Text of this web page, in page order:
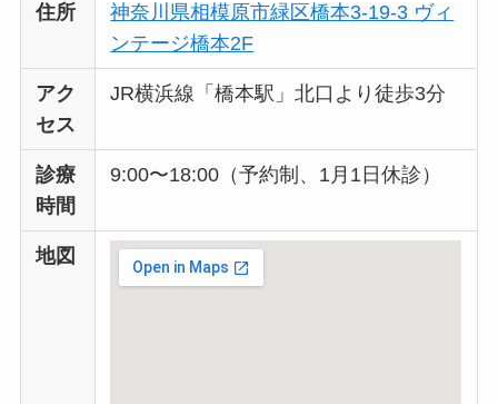
住所
神奈川県相模原市緑区橋本3-19-3 ヴィ
ンテージ橋本2F
アク
セス
JR横浜線「橋本駅」北口より徒歩3分
診療
時間
9:00〜18:00（予約制、1月1日休診）
地図